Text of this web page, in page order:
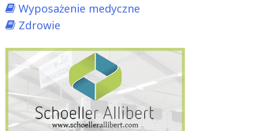
Wyposażenie medyczne
Zdrowie